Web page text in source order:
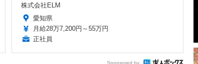
株式会社ELM
愛知県
月給28万7,200円～55万円
正社員
Sponsored by